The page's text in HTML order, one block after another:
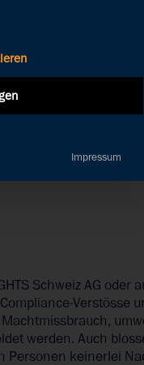
AG oder einen
Sie anonym. Wir
Schweiz AG
Verstösse
werden. Auch
Personen keinerlei
Impressum